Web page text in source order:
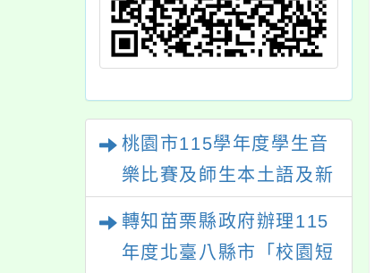
桃園市115學年度學生音
樂比賽及師生本土語及新
轉知苗栗縣政府辦理115
年度北臺八縣市「校園短